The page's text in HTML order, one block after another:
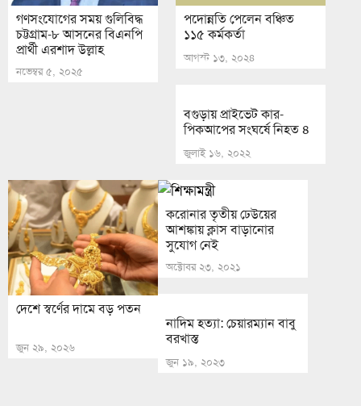
গণসংযোগের সময় গুলিবিদ্ধ
চট্টগ্রাম-৮ আসনের বিএনপি
প্রার্থী এরশাদ উল্লাহ
নভেম্বর ৫, ২০২৫
পদোন্নতি পেলেন বঞ্চিত
১১৫ কর্মকর্তা
আগস্ট ১৩, ২০২৪
বগুড়ায় প্রাইভেট কার-
পিকআপের সংঘর্ষে নিহত ৪
জুলাই ১৬, ২০২২
দেশে স্বর্ণের দামে বড় পতন
জুন ২৯, ২০২৬
করোনার তৃতীয় ঢেউয়ের
আশঙ্কায় ক্লাস বাড়ানোর
সুযোগ নেই
অক্টোবর ২৩, ২০২১
নাদিম হত্যা: চেয়ারম্যান বাবু
বরখাস্ত
জুন ১৯, ২০২৩